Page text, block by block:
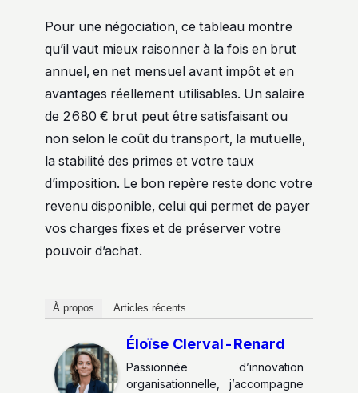
Pour une négociation, ce tableau montre
qu’il vaut mieux raisonner à la fois en brut
annuel, en net mensuel avant impôt et en
avantages réellement utilisables. Un salaire
de 2680 € brut peut être satisfaisant ou
non selon le coût du transport, la mutuelle,
la stabilité des primes et votre taux
d’imposition. Le bon repère reste donc votre
revenu disponible, celui qui permet de payer
vos charges fixes et de préserver votre
pouvoir d’achat.
À propos Articles récents
Éloïse Clerval-Renard
Passionnée d’innovation
organisationnelle, j’accompagne